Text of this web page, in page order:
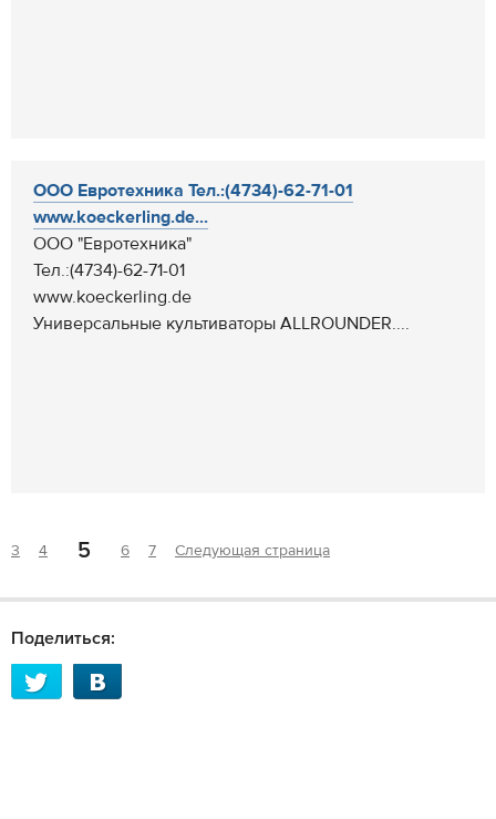
ООО Евротехника Тел.:(4734)-62-71-01
www.koeckerling.de...
ООО "Евротехника"
Тел.:(4734)-62-71-01
www.koeckerling.de
Универсальные культиваторы ALLROUNDER....
3 4 5 6 7 Следующая страница
Поделиться: